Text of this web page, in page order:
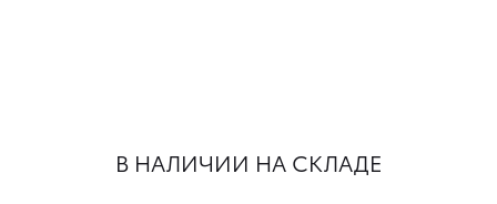
В НАЛИЧИИ НА СКЛАДЕ